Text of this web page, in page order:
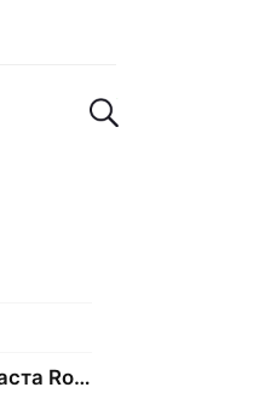
Поиск по сайту
Подтверждение возраста Roblox